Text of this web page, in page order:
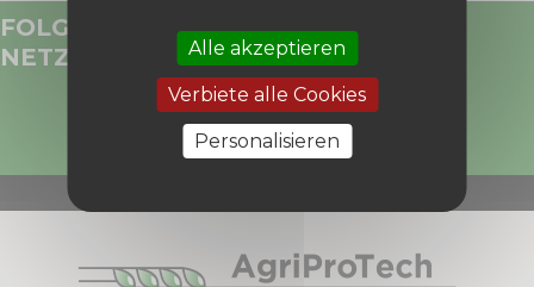
FOLGEN SIE UNS IN DEN SOZIALEN
NETZWERKEN
KUNDENBETREUUNG
+33 (0)2 98 96 08 12
Alle akzeptieren
Verbiete alle Cookies
Personalisieren